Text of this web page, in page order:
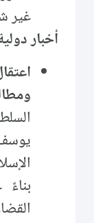
غير
أخبار